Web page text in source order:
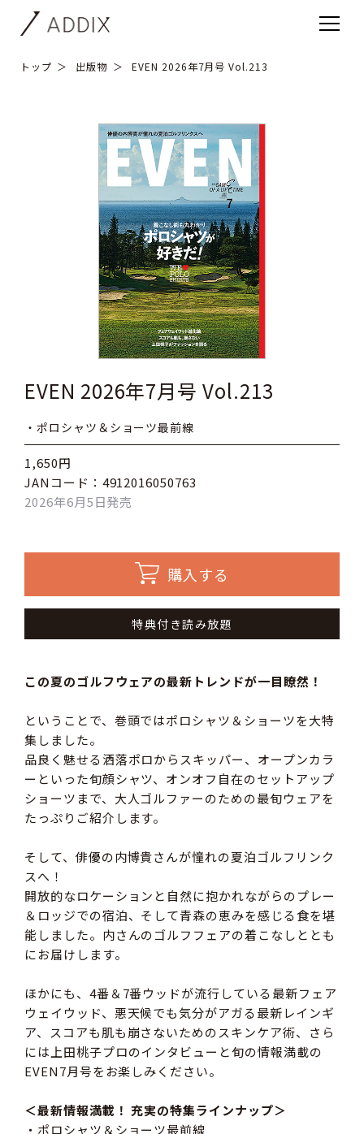
トップ 出版物 EVEN 2026年7月号 Vol.213
EVEN 2026年7月号 Vol.213
・ポロシャツ＆ショーツ最前線
1,650円
JANコード：4912016050763
2026年6月5日発売
購入する
特典付き読み放題
この夏のゴルフウェアの最新トレンドが一目瞭然！
ということで、巻頭ではポロシャツ＆ショーツを大特
集しました。
品良く魅せる洒落ポロからスキッパー、オープンカラ
ーといった旬顔シャツ、オンオフ自在のセットアップ
ショーツまで、大人ゴルファーのための最旬ウェアを
たっぷりご紹介します。
そして、俳優の内博貴さんが憧れの夏泊ゴルフリンク
スへ！
開放的なロケーションと自然に抱かれながらのプレー
＆ロッジでの宿泊、そして青森の恵みを感じる食を堪
能しました。内さんのゴルフフェアの着こなしととも
にお届けします。
ほかにも、4番＆7番ウッドが流行している最新フェア
ウェイウッド、悪天候でも気分がアガる最新レインギ
ア、スコアも肌も崩さないためのスキンケア術、さら
には上田桃子プロのインタビューと旬の情報満載の
EVEN7月号をお楽しみください。
＜最新情報満載！ 充実の特集ラインナップ＞
・ポロシャツ＆ショーツ最前線